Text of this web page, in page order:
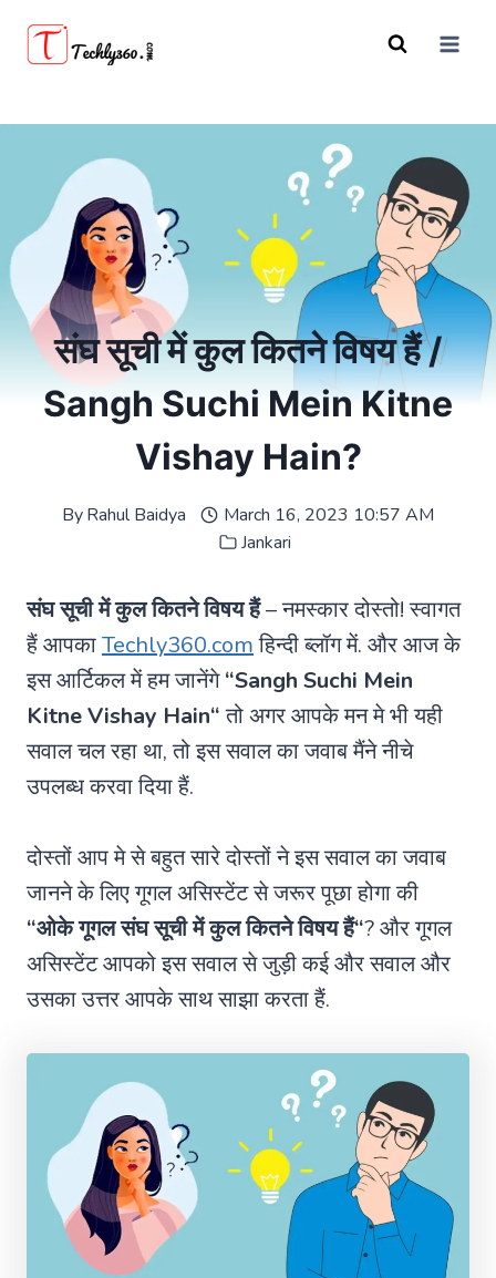
संघ सूची में कुल कितने विषय हैं /
Sangh Suchi Mein Kitne
Vishay Hain?
ByRahul Baidya
March 16, 2023 10:57 AM
Jankari
संघ सूची में कुल कितने विषय हैं– नमस्कार दोस्तो! स्वागत
हैं आपकाTechly360.comहिन्दी ब्लॉग में. और आज के
इस आर्टिकल में हम जानेंगे“Sangh Suchi Mein
Kitne Vishay Hain“तो अगर आपके मन मे भी यही
सवाल चल रहा था, तो इस सवाल का जवाब मैंने नीचे
उपलब्ध करवा दिया हैं.
दोस्तों आप मे से बहुत सारे दोस्तों ने इस सवाल का जवाब
जानने के लिए गूगल असिस्टेंट से जरूर पूछा होगा की
“ओके गूगलसंघ सूची में कुल कितने विषय हैं“? और गूगल
असिस्टेंट आपको इस सवाल से जुड़ी कई और सवाल और
उसका उत्तर आपके साथ साझा करता हैं.